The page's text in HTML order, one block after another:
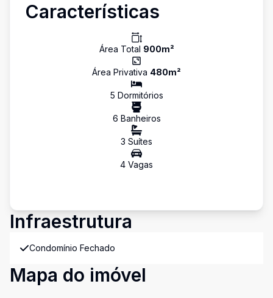
Características
Área Total 900m²
Área Privativa 480m²
5 Dormitórios
6 Banheiros
3 Suítes
4 Vagas
Infraestrutura
Condomínio Fechado
Mapa do imóvel